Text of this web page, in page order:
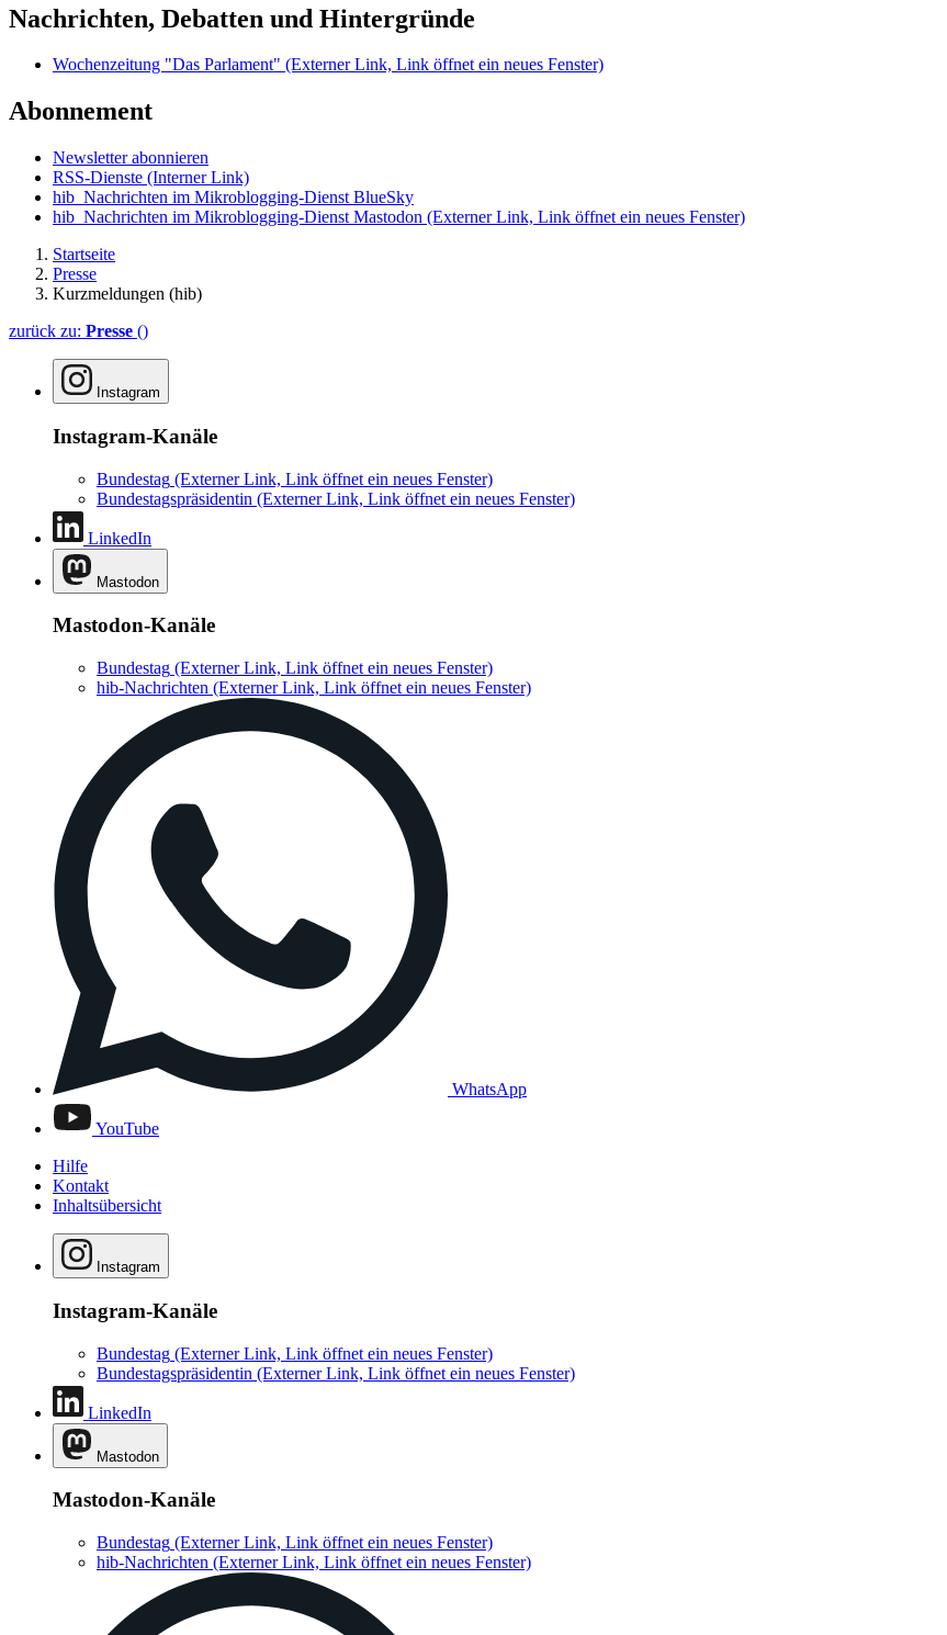
Nachrichten, Debatten und Hintergründe
Wochenzeitung "Das Parlament" (Externer Link, Link öffnet ein neues Fenster)
Abonnement
Newsletter abonnieren
RSS-Dienste (Interner Link)
hib_Nachrichten im Mikroblogging-Dienst BlueSky
hib_Nachrichten im Mikroblogging-Dienst Mastodon (Externer Link, Link öffnet ein neues Fenster)
Startseite
Presse
Kurzmeldungen (hib)
zurück zu: Presse ()
Instagram
Instagram-Kanäle
Bundestag (Externer Link, Link öffnet ein neues Fenster)
Bundestagspräsidentin (Externer Link, Link öffnet ein neues Fenster)
LinkedIn
Mastodon
Mastodon-Kanäle
Bundestag (Externer Link, Link öffnet ein neues Fenster)
hib-Nachrichten (Externer Link, Link öffnet ein neues Fenster)
WhatsApp
YouTube
Hilfe
Kontakt
Inhaltsübersicht
Instagram
Instagram-Kanäle
Bundestag (Externer Link, Link öffnet ein neues Fenster)
Bundestagspräsidentin (Externer Link, Link öffnet ein neues Fenster)
LinkedIn
Mastodon
Mastodon-Kanäle
Bundestag (Externer Link, Link öffnet ein neues Fenster)
hib-Nachrichten (Externer Link, Link öffnet ein neues Fenster)